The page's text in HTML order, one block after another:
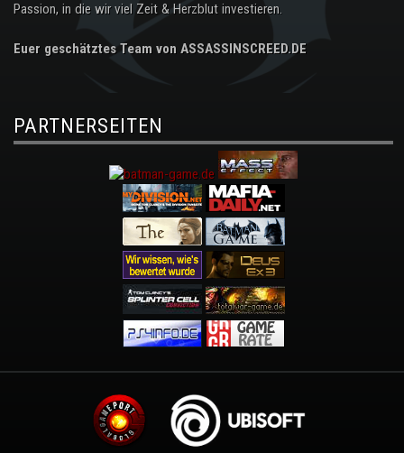
Passion, in die wir viel Zeit & Herzblut investieren.
Euer geschätztes Team von ASSASSINSCREED.DE
PARTNERSEITEN